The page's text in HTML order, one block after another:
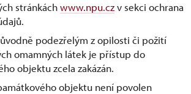
stránkáchwww.npu.czv sekci ochrana
podezřelým z opilosti či požití
omamných látek je přístup do
objektu zcela zakázán.
objektu není povolen